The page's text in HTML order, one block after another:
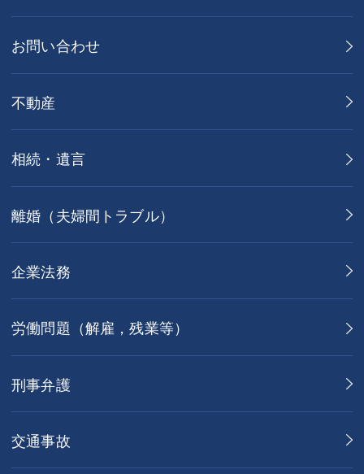
お問い合わせ
不動産
相続・遺言
離婚（夫婦間トラブル）
企業法務
労働問題（解雇，残業等）
刑事弁護
交通事故